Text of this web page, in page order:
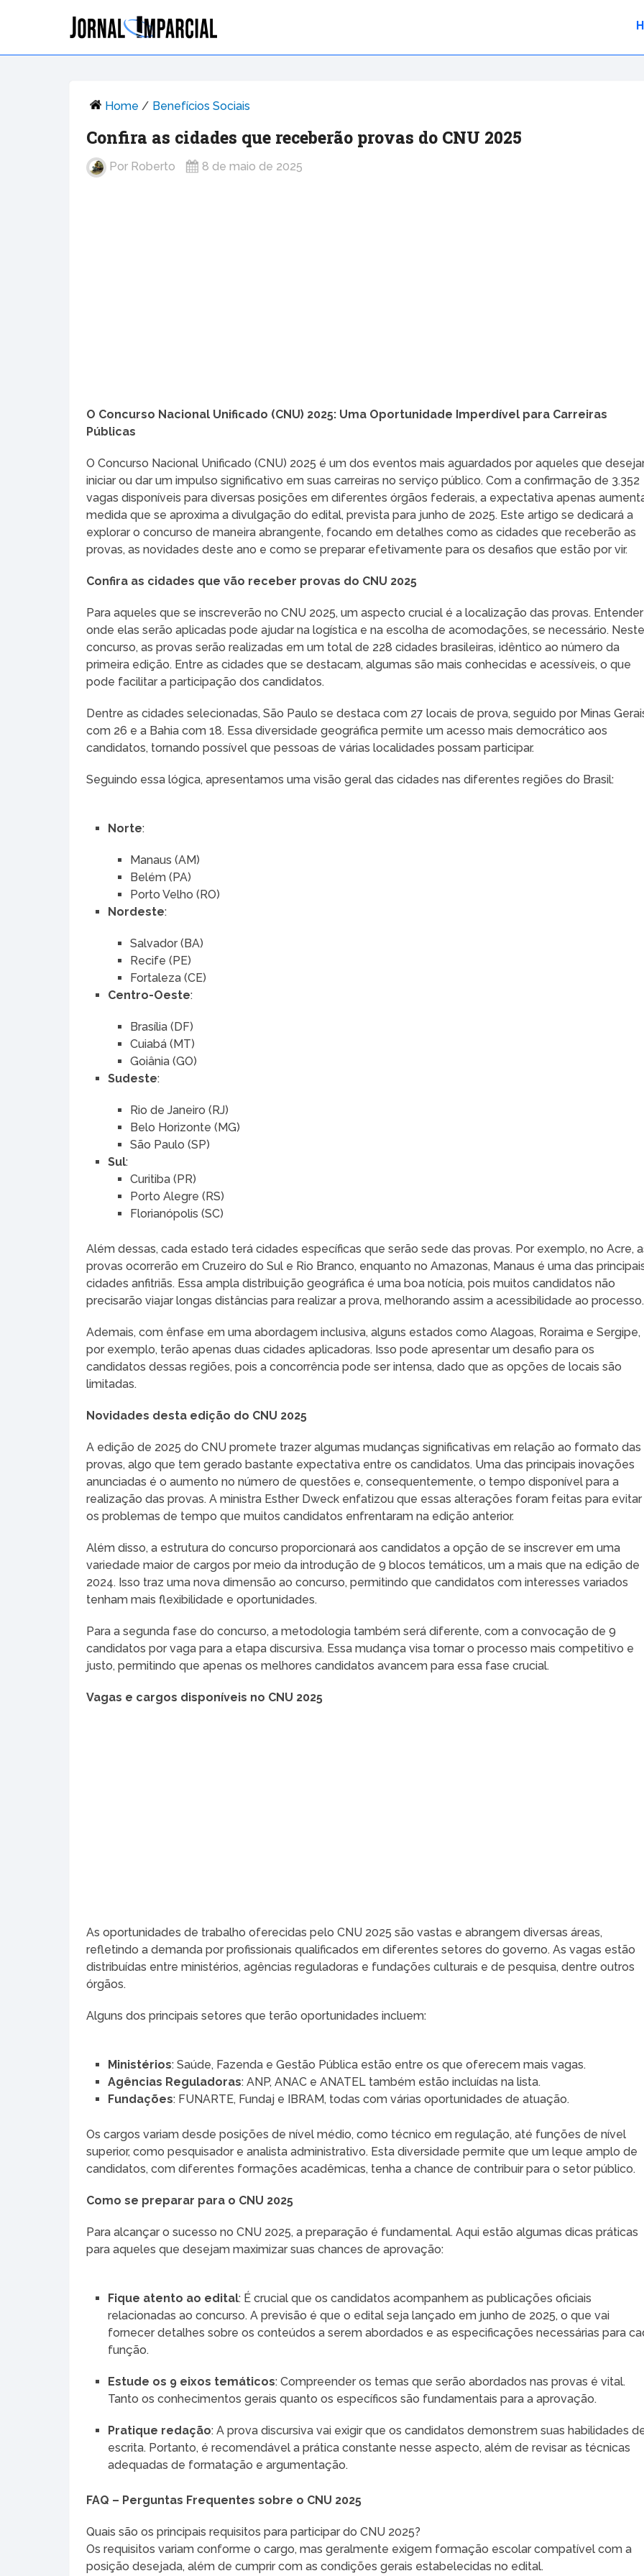
Home / Benefícios Sociais
Confira as cidades que receberão provas do CNU 2025
Por Roberto 8 de maio de 2025
O Concurso Nacional Unificado (CNU) 2025: Uma Oportunidade Imperdível para Carreiras
Públicas
O Concurso Nacional Unificado (CNU) 2025 é um dos eventos mais aguardados por aqueles que
iniciar ou dar um impulso significativo em suas carreiras no serviço público. Com a confirmação de 3.352
vagas disponíveis para diversas posições em diferentes órgãos federais, a expectativa apenas
medida que se aproxima a divulgação do edital, prevista para junho de 2025. Este artigo se dedicará a
explorar o concurso de maneira abrangente, focando em detalhes como as cidades que receberão as
provas, as novidades deste ano e como se preparar efetivamente para os desafios que estão por vir.
Confira as cidades que vão receber provas do CNU 2025
Para aqueles que se inscreverão no CNU 2025, um aspecto crucial é a localização das provas. Entender
onde elas serão aplicadas pode ajudar na logística e na escolha de acomodações, se necessário.
concurso, as provas serão realizadas em um total de 228 cidades brasileiras, idêntico ao número da
primeira edição. Entre as cidades que se destacam, algumas são mais conhecidas e acessíveis, o que
pode facilitar a participação dos candidatos.
Dentre as cidades selecionadas, São Paulo se destaca com 27 locais de prova, seguido por Minas
com 26 e a Bahia com 18. Essa diversidade geográfica permite um acesso mais democrático aos
candidatos, tornando possível que pessoas de várias localidades possam participar.
Seguindo essa lógica, apresentamos uma visão geral das cidades nas diferentes regiões do Brasil:
Norte:
Manaus (AM)
Belém (PA)
Porto Velho (RO)
Nordeste:
Salvador (BA)
Recife (PE)
Fortaleza (CE)
Centro-Oeste:
Brasília (DF)
Cuiabá (MT)
Goiânia (GO)
Sudeste:
Rio de Janeiro (RJ)
Belo Horizonte (MG)
São Paulo (SP)
Sul:
Curitiba (PR)
Porto Alegre (RS)
Florianópolis (SC)
Além dessas, cada estado terá cidades específicas que serão sede das provas. Por exemplo, no Acre,
provas ocorrerão em Cruzeiro do Sul e Rio Branco, enquanto no Amazonas, Manaus é uma das
cidades anfitriãs. Essa ampla distribuição geográfica é uma boa notícia, pois muitos candidatos não
precisarão viajar longas distâncias para realizar a prova, melhorando assim a acessibilidade ao processo.
Ademais, com ênfase em uma abordagem inclusiva, alguns estados como Alagoas, Roraima e Sergipe,
por exemplo, terão apenas duas cidades aplicadoras. Isso pode apresentar um desafio para os
candidatos dessas regiões, pois a concorrência pode ser intensa, dado que as opções de locais são
limitadas.
Novidades desta edição do CNU 2025
A edição de 2025 do CNU promete trazer algumas mudanças significativas em relação ao formato das
provas, algo que tem gerado bastante expectativa entre os candidatos. Uma das principais inovações
anunciadas é o aumento no número de questões e, consequentemente, o tempo disponível para a
realização das provas. A ministra Esther Dweck enfatizou que essas alterações foram feitas para evitar
os problemas de tempo que muitos candidatos enfrentaram na edição anterior.
Além disso, a estrutura do concurso proporcionará aos candidatos a opção de se inscrever em uma
variedade maior de cargos por meio da introdução de 9 blocos temáticos, um a mais que na edição de
2024. Isso traz uma nova dimensão ao concurso, permitindo que candidatos com interesses variados
tenham mais flexibilidade e oportunidades.
Para a segunda fase do concurso, a metodologia também será diferente, com a convocação de 9
candidatos por vaga para a etapa discursiva. Essa mudança visa tornar o processo mais competitivo e
justo, permitindo que apenas os melhores candidatos avancem para essa fase crucial.
Vagas e cargos disponíveis no CNU 2025
As oportunidades de trabalho oferecidas pelo CNU 2025 são vastas e abrangem diversas áreas,
refletindo a demanda por profissionais qualificados em diferentes setores do governo. As vagas estão
distribuídas entre ministérios, agências reguladoras e fundações culturais e de pesquisa, dentre outros
órgãos.
Alguns dos principais setores que terão oportunidades incluem:
Ministérios: Saúde, Fazenda e Gestão Pública estão entre os que oferecem mais vagas.
Agências Reguladoras: ANP, ANAC e ANATEL também estão incluídas na lista.
Fundações: FUNARTE, Fundaj e IBRAM, todas com várias oportunidades de atuação.
Os cargos variam desde posições de nível médio, como técnico em regulação, até funções de nível
superior, como pesquisador e analista administrativo. Esta diversidade permite que um leque amplo de
candidatos, com diferentes formações acadêmicas, tenha a chance de contribuir para o setor público.
Como se preparar para o CNU 2025
Para alcançar o sucesso no CNU 2025, a preparação é fundamental. Aqui estão algumas dicas práticas
para aqueles que desejam maximizar suas chances de aprovação:
Fique atento ao edital: É crucial que os candidatos acompanhem as publicações oficiais
relacionadas ao concurso. A previsão é que o edital seja lançado em junho de 2025, o que vai
fornecer detalhes sobre os conteúdos a serem abordados e as especificações necessárias para
função.
Estude os 9 eixos temáticos: Compreender os temas que serão abordados nas provas é vital.
Tanto os conhecimentos gerais quanto os específicos são fundamentais para a aprovação.
Pratique redação: A prova discursiva vai exigir que os candidatos demonstrem suas habilidades
escrita. Portanto, é recomendável a prática constante nesse aspecto, além de revisar as técnicas
adequadas de formatação e argumentação.
FAQ – Perguntas Frequentes sobre o CNU 2025
Quais são os principais requisitos para participar do CNU 2025?
Os requisitos variam conforme o cargo, mas geralmente exigem formação escolar compatível com a
posição desejada, além de cumprir com as condições gerais estabelecidas no edital.